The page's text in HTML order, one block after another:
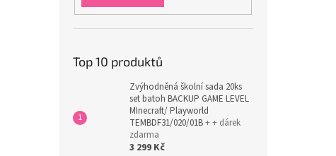
Top 10 produktů
Zvýhodněná školní sada 20ks
set batoh BACKUP GAME LEVEL
MInecraft/ Playworld
TEMBDF31/020/01B+ + dárek
zdarma
3 299 Kč